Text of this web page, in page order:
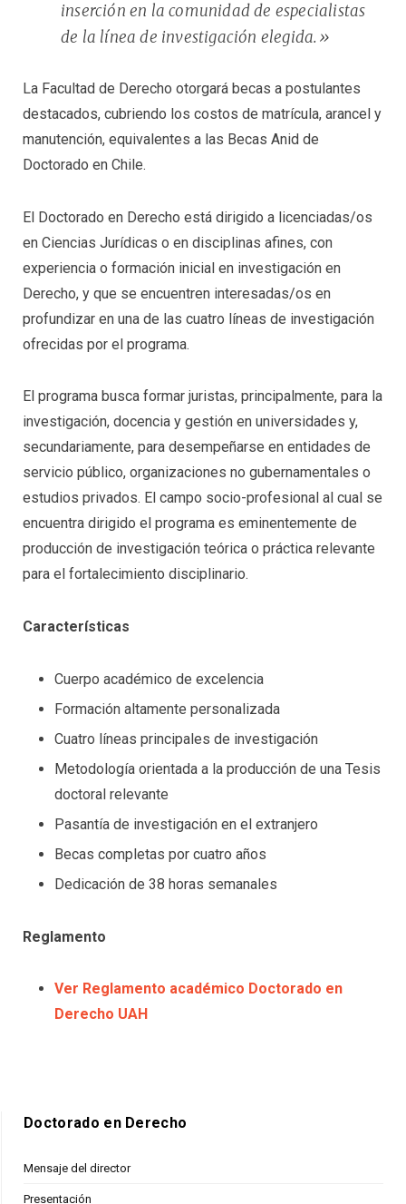
inserción en la comunidad de especialistas
de la línea de investigación elegida.»
La Facultad de Derecho otorgará becas a postulantes
destacados, cubriendo los costos de matrícula, arancel y
manutención, equivalentes a las Becas Anid de
Doctorado en Chile.
El Doctorado en Derecho está dirigido a licenciadas/os
en Ciencias Jurídicas o en disciplinas afines, con
experiencia o formación inicial en investigación en
Derecho, y que se encuentren interesadas/os en
profundizar en una de las cuatro líneas de investigación
ofrecidas por el programa.
El programa busca formar juristas, principalmente, para la
investigación, docencia y gestión en universidades y,
secundariamente, para desempeñarse en entidades de
servicio público, organizaciones no gubernamentales o
estudios privados. El campo socio-profesional al cual se
encuentra dirigido el programa es eminentemente de
producción de investigación teórica o práctica relevante
para el fortalecimiento disciplinario.
Características
Cuerpo académico de excelencia
Formación altamente personalizada
Cuatro líneas principales de investigación
Metodología orientada a la producción de una Tesis
doctoral relevante
Pasantía de investigación en el extranjero
Becas completas por cuatro años
Dedicación de 38 horas semanales
Reglamento
Ver Reglamento académico Doctorado en
Derecho UAH
Doctorado en Derecho
Mensaje del director
Presentación